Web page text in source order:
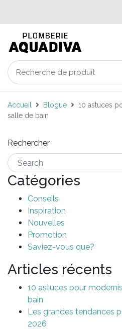
Accueil Blogue
10 astuces
salle de bain
Rechercher
Catégories
Conseils
Inspiration
Nouvelles
Promotion
Saviez-vous que?
Articles récents
10 astuces pour
bain
Les grandes tendances
2026